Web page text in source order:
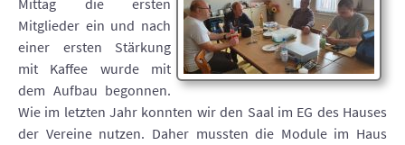
Mittag die ersten
Mitglieder ein und nach
einer ersten Stärkung
mit Kaffee wurde mit
dem Aufbau begonnen.
Wie im letzten Jahr konnten wir den Saal im EG des Hauses
der Vereine nutzen. Daher mussten die Module im Haus